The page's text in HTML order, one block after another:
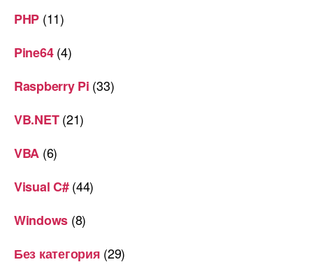
PHP (11)
Pine64(4)
Raspberry Pi (33)
VB.NET(21)
VBA (6)
Visual C#(44)
Windows (8)
Без категория (29)